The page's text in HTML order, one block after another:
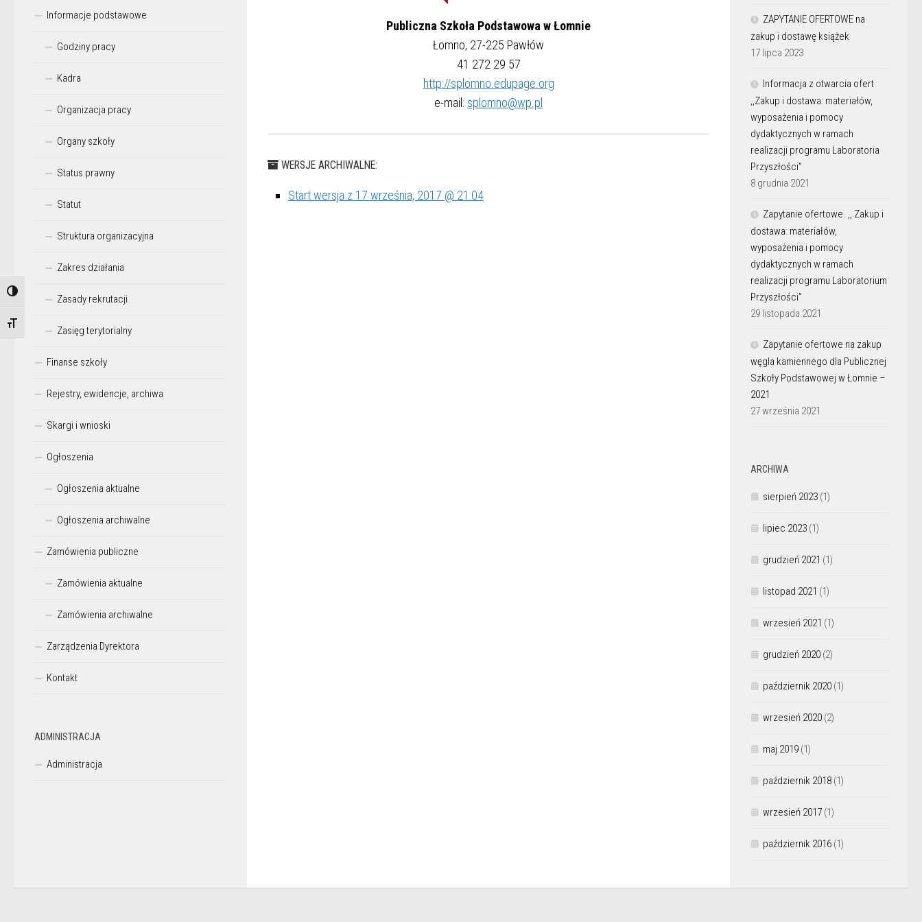
Przełącz wysoki kontrast
Zmień rozmiar czcionek
Publiczna Szkoła Podstawowa w Łomnie
Łomno, 27-225 Pawłów
41 272 29 57
http://splomno.edupage.org
e-mail: splomno@wp.pl
WERSJE ARCHIWALNE:
Start wersja z 17 września, 2017 @ 21:04
Informacje podstawowe
Godziny pracy
Kadra
Organizacja pracy
Organy szkoły
Status prawny
Statut
Struktura organizacyjna
Zakres działania
Zasady rekrutacji
Zasięg terytorialny
Finanse szkoły
Rejestry, ewidencje, archiwa
Skargi i wnioski
Ogłoszenia
Ogłoszenia aktualne
Ogłoszenia archiwalne
Zamówienia publiczne
Zamówienia aktualne
Zamówienia archiwalne
Zarządzenia Dyrektora
Kontakt
ADMINISTRACJA
Administracja
ZAPYTANIE OFERTOWE na
zakup i dostawę książek
17 lipca 2023
Informacja z otwarcia ofert
,,Zakup i dostawa: materiałów,
wyposażenia i pomocy
dydaktycznych w ramach
realizacji programu Laboratoria
Przyszłości”
8 grudnia 2021
Zapytanie ofertowe. ,, Zakup i
dostawa: materiałów,
wyposażenia i pomocy
dydaktycznych w ramach
realizacji programu Laboratorium
Przyszłości”
29 listopada 2021
Zapytanie ofertowe na zakup
węgla kamiennego dla Publicznej
Szkoły Podstawowej w Łomnie –
2021
27 września 2021
ARCHIWA
sierpień 2023 (1)
lipiec 2023 (1)
grudzień 2021 (1)
listopad 2021 (1)
wrzesień 2021 (1)
grudzień 2020 (2)
październik 2020 (1)
wrzesień 2020 (2)
maj 2019 (1)
październik 2018 (1)
wrzesień 2017 (1)
październik 2016 (1)